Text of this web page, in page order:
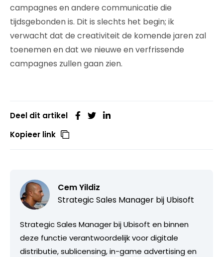
campagnes en andere communicatie die
tijdsgebonden is. Dit is slechts het begin; ik
verwacht dat de creativiteit de komende jaren zal
toenemen en dat we nieuwe en verfrissende
campagnes zullen gaan zien.
Deel dit artikel
Kopieer link
Cem Yildiz
Strategic Sales Manager bij Ubisoft
Strategic Sales Manager bij Ubisoft en binnen
deze functie verantwoordelijk voor digitale
distributie, sublicensing, in-game advertising en